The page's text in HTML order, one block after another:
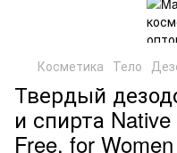
Косметика Тело
Твердый
и спирта
Free, for